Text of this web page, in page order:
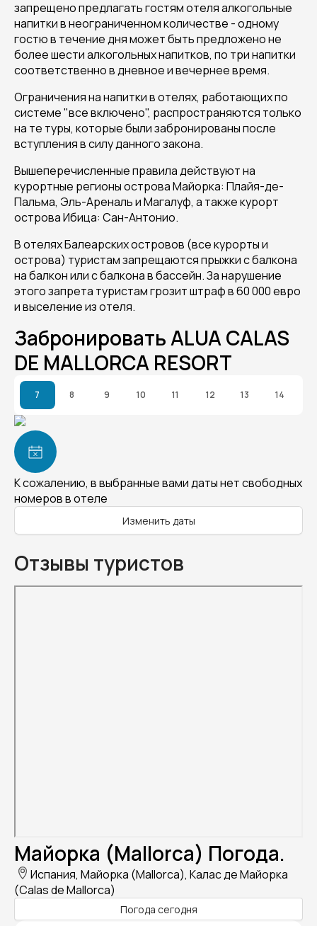
запрещено предлагать гостям отеля алкогольные
напитки в неограниченном количестве - одному
гостю в течение дня может быть предложено не
более шести алкогольных напитков, по три напитки
соответственно в дневное и вечернее время.
Ограничения на напитки в отелях, работающих по
системе "все включено", распространяются только
на те туры, которые были забронированы после
вступления в силу данного закона.
Вышеперечисленные правила действуют на
курортные регионы острова Майорка: Плайя-де-
Пальма, Эль-Ареналь и Магалуф, а также курорт
острова Ибица: Сан-Антонио.
В отелях Балеарских островов (все курорты и
острова) туристам запрещаются прыжки с балкона
на балкон или с балкона в бассейн. За нарушение
этого запрета туристам грозит штраф в 60 000 евро
и выселение из отеля.
Забронировать ALUA CALAS
DE MALLORCA RESORT
7 8 9 10 11 12 13 14
К сожалению, в выбранные вами даты нет свободных
номеров в отеле
Изменить даты
Отзывы туристов
Майорка (Mallorca) Погода.
Испания, Майорка (Mallorca), Калас де Майорка
(Calas de Mallorca)
Погода сегодня